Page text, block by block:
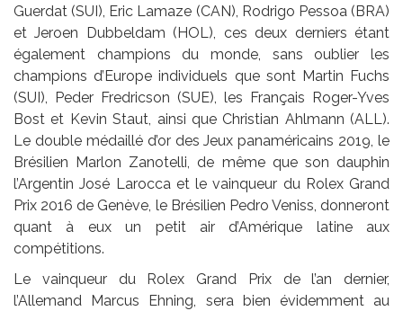
Guerdat (SUI), Eric Lamaze (CAN), Rodrigo Pessoa (BRA)
et Jeroen Dubbeldam (HOL), ces deux derniers étant
également champions du monde, sans oublier les
champions d’Europe individuels que sont Martin Fuchs
(SUI), Peder Fredricson (SUE), les Français Roger-Yves
Bost et Kevin Staut, ainsi que Christian Ahlmann (ALL).
Le double médaillé d’or des Jeux panaméricains 2019, le
Brésilien Marlon Zanotelli, de même que son dauphin
l’Argentin José Larocca et le vainqueur du Rolex Grand
Prix 2016 de Genève, le Brésilien Pedro Veniss, donneront
quant à eux un petit air d’Amérique latine aux
compétitions.
Le vainqueur du Rolex Grand Prix de l’an dernier,
l’Allemand Marcus Ehning, sera bien évidemment au